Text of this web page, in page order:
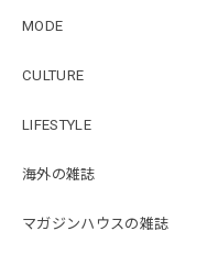
MODE
CULTURE
LIFESTYLE
海外の雑誌
マガジンハウスの雑誌